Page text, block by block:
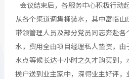
会议结束后，各服务中心积极行动
从各个渠道调集桶装水，其中富临
带领管理人员及部分党员同志奔赴
水，费用全由项目经理私人垫资，
水点等候长达十小时之久才购买到
挨户送到业主家中，深得业主好评